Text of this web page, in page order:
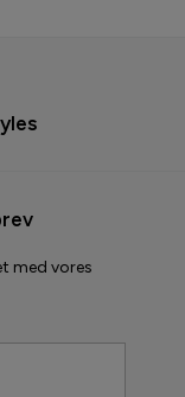
med vores